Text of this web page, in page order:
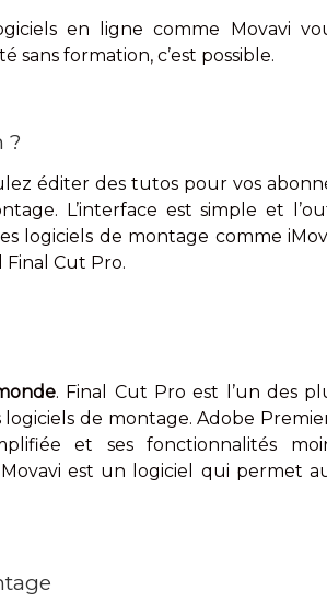
en ligne comme Movavi
formation, c’est possible.
?
éditer des tutos pour vos
L’interface est simple et
logiciels de montage comme
Cut Pro.
. Final Cut Pro est l’un des
de montage. Adobe
et ses fonctionnalités
est un logiciel qui permet